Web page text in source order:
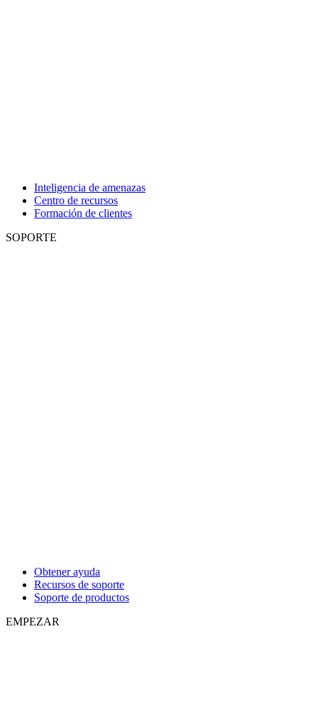
Inteligencia de amenazas
Centro de recursos
Formación de clientes
SOPORTE
Obtener ayuda
Recursos de soporte
Soporte de productos
EMPEZAR